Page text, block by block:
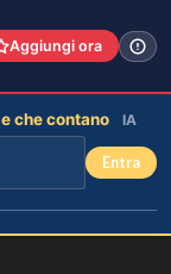
Aggiungi ora
che contano IA
Entra